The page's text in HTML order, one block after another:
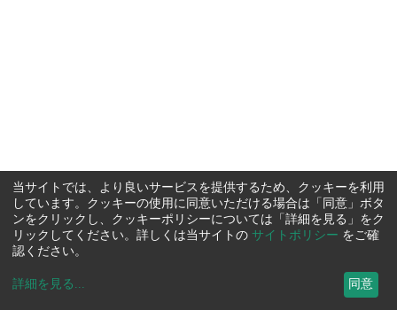
当サイトでは、より良いサービスを提供するため、クッキーを利用
しています。クッキーの使用に同意いただける場合は「同意」ボタ
ンをクリックし、クッキーポリシーについては「詳細を見る」をク
リックしてください。詳しくは当サイトの サイトポリシー をご確
認ください。
詳細を見る ... 同意